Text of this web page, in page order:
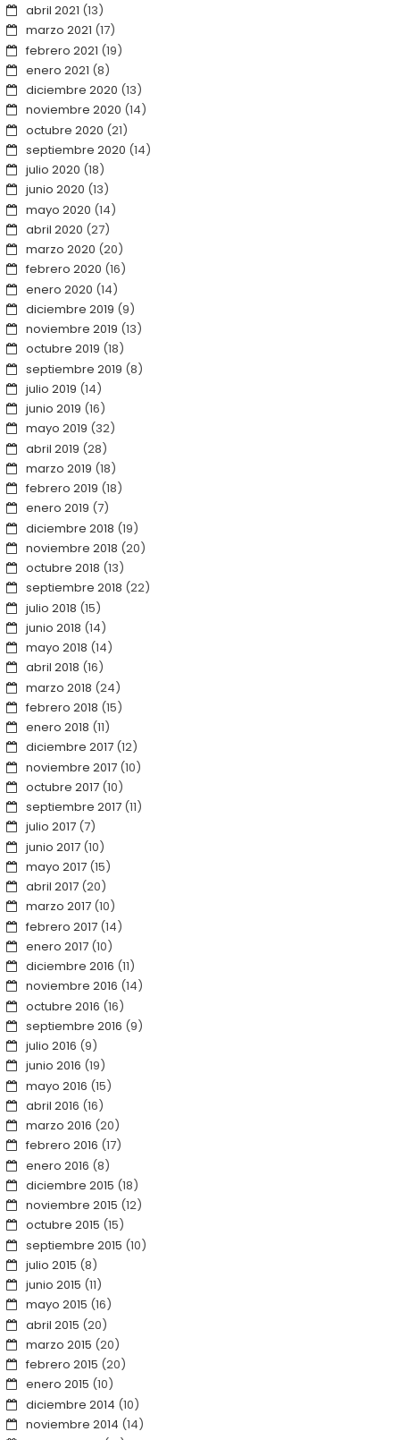
abril 2021 (13)
marzo 2021 (17)
febrero 2021 (19)
enero 2021 (8)
diciembre 2020 (13)
noviembre 2020 (14)
octubre 2020 (21)
septiembre 2020 (14)
julio 2020 (18)
junio 2020 (13)
mayo 2020 (14)
abril 2020 (27)
marzo 2020 (20)
febrero 2020 (16)
enero 2020 (14)
diciembre 2019 (9)
noviembre 2019 (13)
octubre 2019 (18)
septiembre 2019 (8)
julio 2019 (14)
junio 2019 (16)
mayo 2019 (32)
abril 2019 (28)
marzo 2019 (18)
febrero 2019 (18)
enero 2019 (7)
diciembre 2018 (19)
noviembre 2018 (20)
octubre 2018 (13)
septiembre 2018 (22)
julio 2018 (15)
junio 2018 (14)
mayo 2018 (14)
abril 2018 (16)
marzo 2018 (24)
febrero 2018 (15)
enero 2018 (11)
diciembre 2017(12)
noviembre 2017(10)
octubre 2017(10)
septiembre 2017(11)
julio 2017(7)
junio 2017(10)
mayo 2017(15)
abril 2017(20)
marzo 2017(10)
febrero 2017(14)
enero 2017(10)
diciembre 2016 (11)
noviembre 2016 (14)
octubre 2016 (16)
septiembre 2016 (9)
julio 2016 (9)
junio 2016 (19)
mayo 2016 (15)
abril 2016 (16)
marzo 2016 (20)
febrero 2016 (17)
enero 2016 (8)
diciembre 2015 (18)
noviembre 2015 (12)
octubre 2015 (15)
septiembre 2015 (10)
julio 2015 (8)
junio 2015 (11)
mayo 2015 (16)
abril 2015 (20)
marzo 2015 (20)
febrero 2015 (20)
enero 2015 (10)
diciembre 2014 (10)
noviembre 2014 (14)